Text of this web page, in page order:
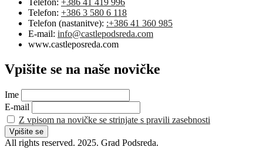
Telefon: +386 41 419 996
Telefon: +386 3 580 6 118
Telefon (nastanitve): :+386 41 360 985
E-mail: info@castlepodsreda.com
www.castleposreda.com
Vpišite se na naše novičke
Ime
E-mail
Z vpisom na novičke se strinjate s pravili zasebnosti
All rights reserved. 2025. Grad Podsreda.